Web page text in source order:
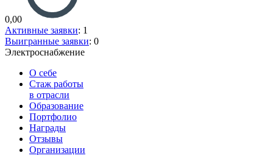
0,00
Активные заявки: 1
Выигранные заявки: 0
Электроснабжение
О себе
Стаж работы
в отрасли
Образование
Портфолио
Награды
Отзывы
Организации